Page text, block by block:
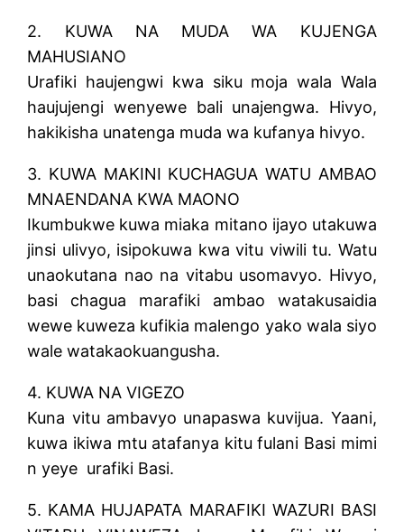
2. KUWA NA MUDA WA KUJENGA
MAHUSIANO
Urafiki haujengwi kwa siku moja wala Wala
haujujengi wenyewe bali unajengwa. Hivyo,
hakikisha unatenga muda wa kufanya hivyo.
3. KUWA MAKINI KUCHAGUA WATU AMBAO
MNAENDANA KWA MAONO
Ikumbukwe kuwa miaka mitano ijayo utakuwa
jinsi ulivyo, isipokuwa kwa vitu viwili tu. Watu
unaokutana nao na vitabu usomavyo. Hivyo,
basi chagua marafiki ambao watakusaidia
wewe kuweza kufikia malengo yako wala siyo
wale watakaokuangusha.
4. KUWA NA VIGEZO
Kuna vitu ambavyo unapaswa kuvijua. Yaani,
kuwa ikiwa mtu atafanya kitu fulani Basi mimi
n yeye urafiki Basi.
5. KAMA HUJAPATA MARAFIKI WAZURI BASI